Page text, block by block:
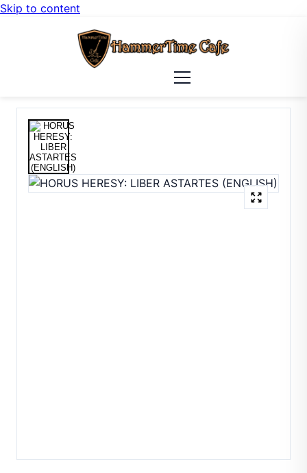
Skip to content